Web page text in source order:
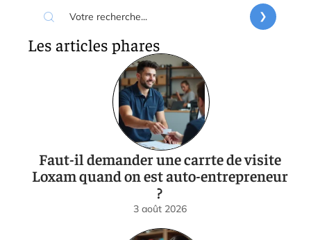
Les articles phares
Faut-il demander une carrte de visite
Loxam quand on est auto-entrepreneur
?
3 août 2026